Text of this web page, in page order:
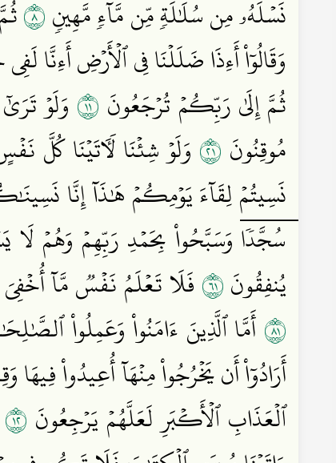
نَسۡلَهُۥ مِن سُلَٰلَةٖ مِّن مَّآءٖ مَّهِينٖ٨
وَقَالُوٓاْ أَءِذَا ضَلَلۡنَا فِي ٱلۡأَرۡضِ
ثُمَّ إِلَىٰ رَبِّكُمۡ تُرۡجَعُونَ ١١ وَلَوۡ
مُوقِنُونَ ١٢ وَلَوۡ شِئۡنَا لَأٓتَيۡنَا كُلَّ
نَسِيتُمۡ لِقَآءَ يَوۡمِكُمۡ هَٰذَآ إِنَّا
سُجَّدٗاۤ وَسَبَّحُواْ بِحَمۡدِ رَبِّهِمۡ وَهُمۡ لَا
يُنفِقُونَ١٦فَلَا تَعۡلَمُ نَفۡسٞ مَّآ أُخۡفِيَ
١٨أَمَّا ٱلَّذِينَ ءَامَنُواْ وَعَمِلُواْ
أَرَادُوٓاْ أَن يَخۡرُجُواْ مِنۡهَآ أُعِيدُواْ
ٱلۡعَذَابِ ٱلۡأَكۡبَرِ لَعَلَّهُمۡ يَرۡجِعُونَ ٢١